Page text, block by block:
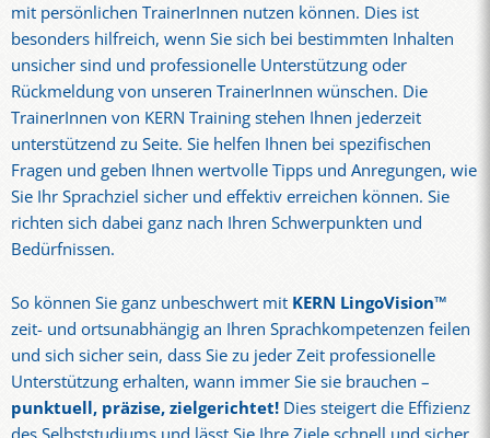
mit persönlichen TrainerInnen nutzen können. Dies ist
besonders hilfreich, wenn Sie sich bei bestimmten Inhalten
unsicher sind und professionelle Unterstützung oder
Rückmeldung von unseren TrainerInnen wünschen. Die
TrainerInnen von KERN Training stehen Ihnen jederzeit
unterstützend zu Seite. Sie helfen Ihnen bei spezifischen
Fragen und geben Ihnen wertvolle Tipps und Anregungen, wie
Sie Ihr Sprachziel sicher und effektiv erreichen können. Sie
richten sich dabei ganz nach Ihren Schwerpunkten und
Bedürfnissen.
So können Sie ganz unbeschwert mit KERN LingoVision™
zeit- und ortsunabhängig an Ihren Sprachkompetenzen feilen
und sich sicher sein, dass Sie zu jeder Zeit professionelle
Unterstützung erhalten, wann immer Sie sie brauchen –
punktuell, präzise, zielgerichtet! Dies steigert die Effizienz